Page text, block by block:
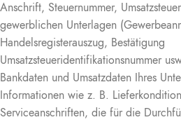
Anschrift, Steuernummer,
gewerblichen Unterlagen
Handelsregisterauszug, Bestätigung
Umsatzsteueridentifikationsnummer
Bankdaten und Umsatzdaten Ihres
Informationen wie z. B.
Serviceanschriften, die für die